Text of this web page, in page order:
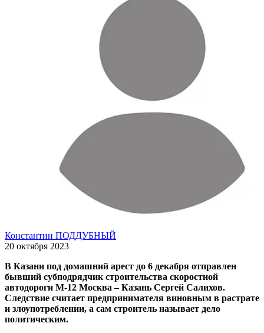
Константин ПОДДУБНЫЙ
20 октября 2023
В Казани под домашний арест до 6 декабря отправлен
бывший субподрядчик строительства скоростной
автодороги М-12 Москва – Казань Сергей Салихов.
Следствие считает предпринимателя виновным в растрате
и злоупотреблении, а сам строитель называет дело
политическим.